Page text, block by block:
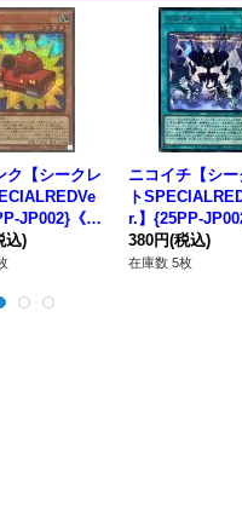
ク【シークレ
JP002}《モ
》
込)
ニコイチ【シー
ト
r.】{25PP-
法》
380円(税込)
在庫数 5枚